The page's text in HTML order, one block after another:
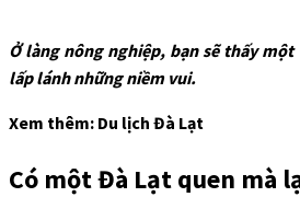
Ở làng nông nghiệp, bạn sẽ thấy
lấp lánh những niềm vui.
Xem thêm: Du lịch Đà Lạt
Có một Đà Lạt quen mà